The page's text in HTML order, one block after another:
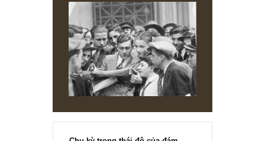
đến các mô hình tài chính của doanh nghiệp trên bảng tính Excel,